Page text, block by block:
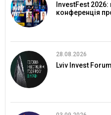
InvestFest
конференція
28.08.2026
Lviv Invest Forum